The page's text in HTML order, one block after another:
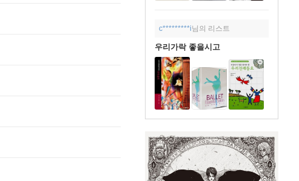
c*********i님의 리스트
우리가락 좋을시고